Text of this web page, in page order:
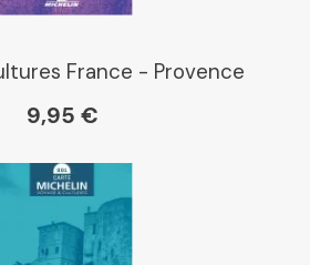
France - Provence
9,95 €